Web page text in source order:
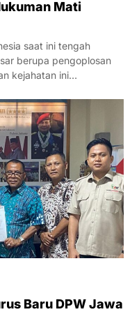
Mati
saat ini tengah
berupa pengoplosan
kejahatan ini…
Baru DPW Jawa